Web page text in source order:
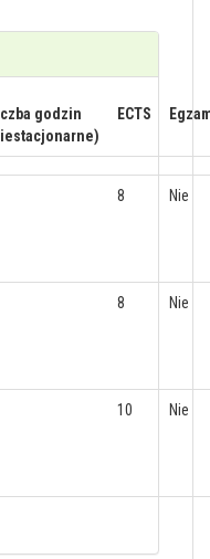
godzin
ECTS
8 Nie
8 Nie
10 Nie